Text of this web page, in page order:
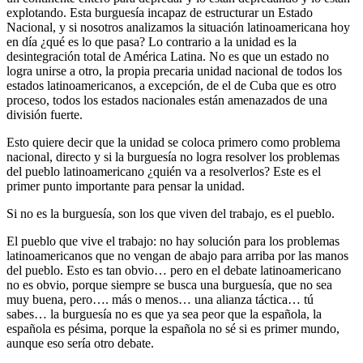
explotando. Esta burguesía incapaz de estructurar un Estado
Nacional, y si nosotros analizamos la situación latinoamericana hoy
en día ¿qué es lo que pasa? Lo contrario a la unidad es la
desintegración total de América Latina. No es que un estado no
logra unirse a otro, la propia precaria unidad nacional de todos los
estados latinoamericanos, a excepción, de el de Cuba que es otro
proceso, todos los estados nacionales están amenazados de una
división fuerte.
Esto quiere decir que la unidad se coloca primero como problema
nacional, directo y si la burguesía no logra resolver los problemas
del pueblo latinoamericano ¿quién va a resolverlos? Este es el
primer punto importante para pensar la unidad.
Si no es la burguesía, son los que viven del trabajo, es el pueblo.
El pueblo que vive el trabajo: no hay solución para los problemas
latinoamericanos que no vengan de abajo para arriba por las manos
del pueblo. Esto es tan obvio… pero en el debate latinoamericano
no es obvio, porque siempre se busca una burguesía, que no sea
muy buena, pero…. más o menos… una alianza táctica… tú
sabes… la burguesía no es que ya sea peor que la española, la
española es pésima, porque la española no sé si es primer mundo,
aunque eso sería otro debate.